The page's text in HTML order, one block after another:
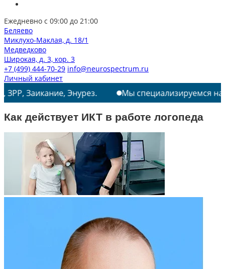
Ежедневно с 09:00 до 21:00
Беляево
Миклухо-Маклая, д. 18/1
Медведково
Широкая, д. 3, кор. 3
+7 (499) 444-70-29 info@neurospectrum.ru
Личный кабинет
Энурез. Мы специализируемся на лечении:
Как действует ИКТ в работе логопеда